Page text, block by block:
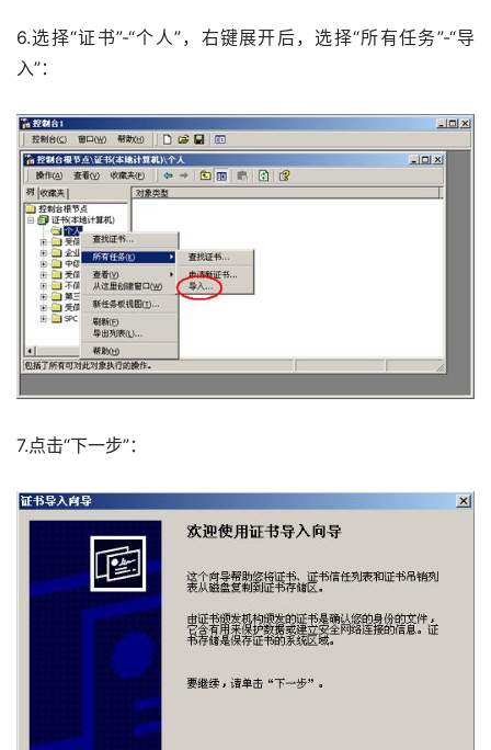
6.选择“证书”-“个人”，右键展开后，选择“所有任务”-“导
入”：
7.点击“下一步”：